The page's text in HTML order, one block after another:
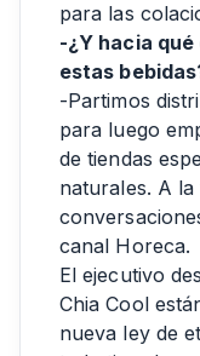
para las
-¿Y hacia
estas
-Partimos
para luego
de tiendas
naturales. A
canal Horeca.
El ejecutivo
Chia Cool
nueva ley de